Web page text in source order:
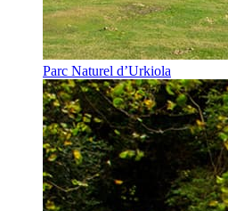
Parc Naturel d’Urkiola